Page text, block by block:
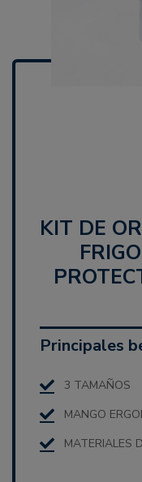
KIT DE ORGANIZADORES DE
Principales
3 TAMAÑOS
MANGO
MATERIALES